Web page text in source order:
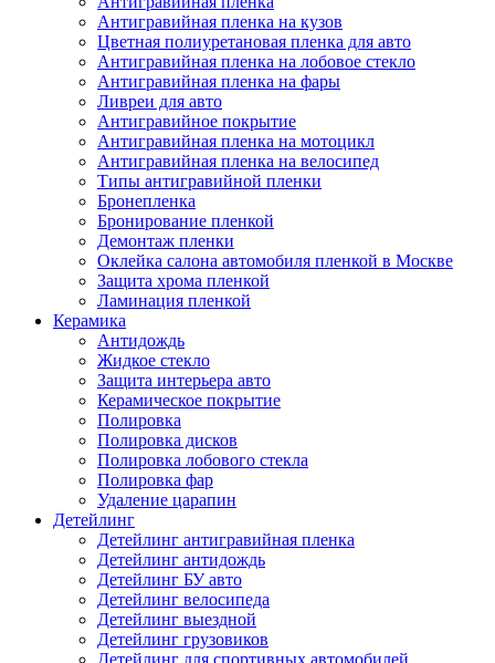
Антигравийная пленка на кузов
Цветная полиуретановая пленка для авто
Антигравийная пленка на лобовое стекло
Антигравийная пленка на фары
Ливреи для авто
Антигравийное покрытие
Антигравийная пленка на мотоцикл
Антигравийная пленка на велосипед
Типы антигравийной пленки
Бронепленка
Бронирование пленкой
Демонтаж пленки
Оклейка салона автомобиля пленкой в Москве
Защита хрома пленкой
Ламинация пленкой
Керамика
Антидождь
Жидкое стекло
Защита интерьера авто
Керамическое покрытие
Полировка
Полировка дисков
Полировка лобового стекла
Полировка фар
Удаление царапин
Детейлинг
Детейлинг антигравийная пленка
Детейлинг антидождь
Детейлинг БУ авто
Детейлинг велосипеда
Детейлинг выездной
Детейлинг грузовиков
Детейлинг для спортивных автомобилей